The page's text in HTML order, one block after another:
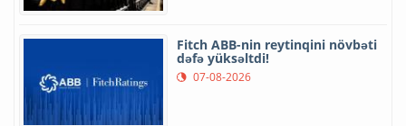
Fitch ABB-nin reytinqini növbəti
dəfə yüksəltdi!
07-08-2026